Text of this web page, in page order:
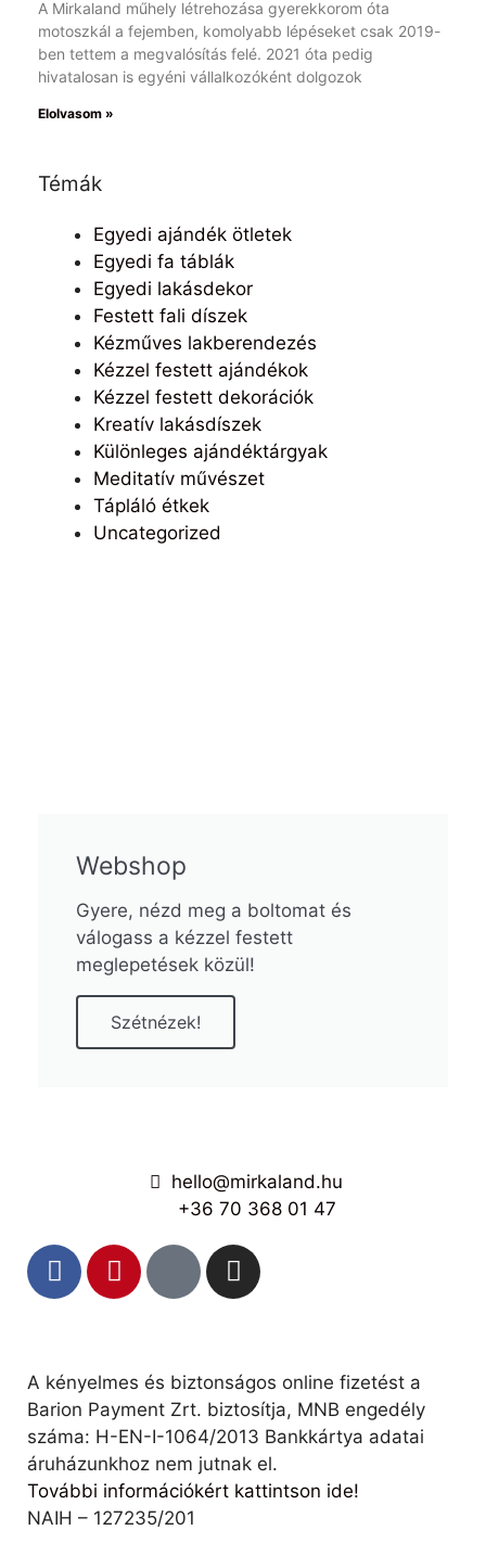
A Mirkaland műhely létrehozása gyerekkorom óta
motoszkál a fejemben, komolyabb lépéseket csak 2019-
ben tettem a megvalósítás felé. 2021 óta pedig
hivatalosan is egyéni vállalkozóként dolgozok
Elolvasom »
Témák
Egyedi ajándék ötletek
Egyedi fa táblák
Egyedi lakásdekor
Festett fali díszek
Kézműves lakberendezés
Kézzel festett ajándékok
Kézzel festett dekorációk
Kreatív lakásdíszek
Különleges ajándéktárgyak
Meditatív művészet
Tápláló étkek
Uncategorized
Webshop
Gyere, nézd meg a boltomat és
válogass a kézzel festett
meglepetések közül!
Szétnézek!
hello@mirkaland.hu
+36 70 368 01 47
A kényelmes és biztonságos online fizetést a
Barion Payment Zrt. biztosítja, MNB engedély
száma: H-EN-I-1064/2013 Bankkártya adatai
áruházunkhoz nem jutnak el.
További információkért kattintson ide!
NAIH – 127235/201